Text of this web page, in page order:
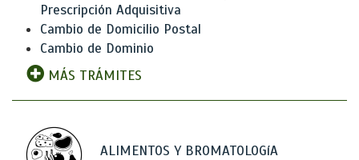
Prescripción Adquisitiva
Cambio de Domicilio Postal
Cambio de Dominio
MÁS TRÁMITES
ALIMENTOS Y BROMATOLOGíA